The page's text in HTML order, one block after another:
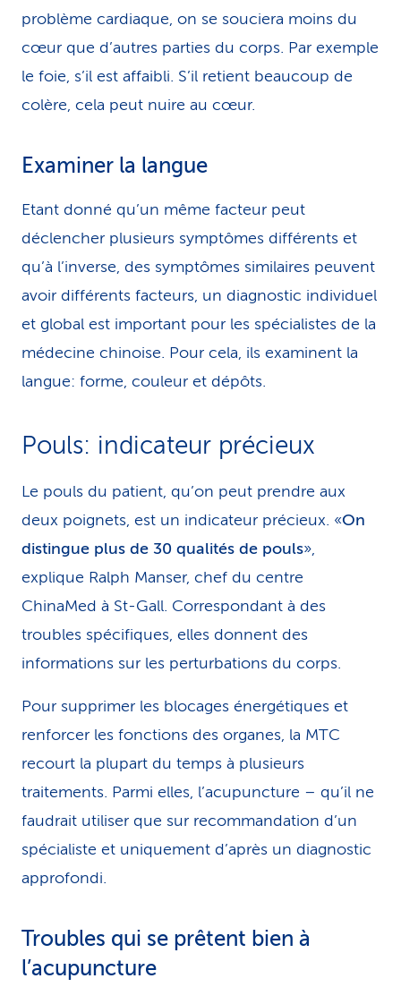
problème cardiaque, on se souciera moins du
cœur que d’autres parties du corps. Par exemple
le foie, s’il est affaibli. S’il retient beaucoup de
colère, cela peut nuire au cœur.
Examiner la langue
Etant donné qu’un même facteur peut
déclencher plusieurs symptômes différents et
qu’à l’inverse, des symptômes similaires peuvent
avoir différents facteurs, un diagnostic individuel
et global est important pour les spécialistes de la
médecine chinoise. Pour cela, ils examinent la
langue: forme, couleur et dépôts.
Pouls: indicateur précieux
Le pouls du patient, qu’on peut prendre aux
deux poignets, est un indicateur précieux. «On
distingue plus de 30 qualités de pouls»,
explique Ralph Manser, chef du centre
ChinaMed à St-Gall. Correspondant à des
troubles spécifiques, elles donnent des
informations sur les perturbations du corps.
Pour supprimer les blocages énergétiques et
renforcer les fonctions des organes, la MTC
recourt la plupart du temps à plusieurs
traitements. Parmi elles, l’acupuncture – qu’il ne
faudrait utiliser que sur recommandation d’un
spécialiste et uniquement d’après un diagnostic
approfondi.
Troubles qui se prêtent bien à
l’acupuncture